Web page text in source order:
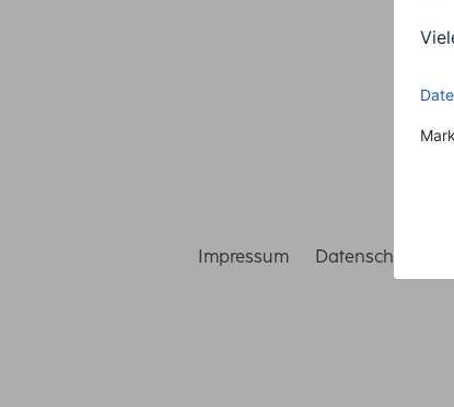
Impressum Datenschutz